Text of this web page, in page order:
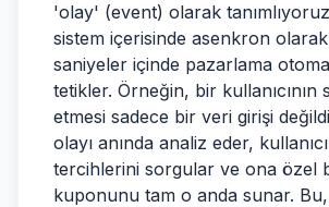
'olay' (event) olarak
sistem içerisinde asenkron
saniyeler içinde pazarlama
tetikler. Örneğin, bir kullanıcının
etmesi sadece bir veri girişi
olayı anında analiz eder,
tercihlerini sorgular ve ona özel
kuponunu tam o anda sunar. Bu,